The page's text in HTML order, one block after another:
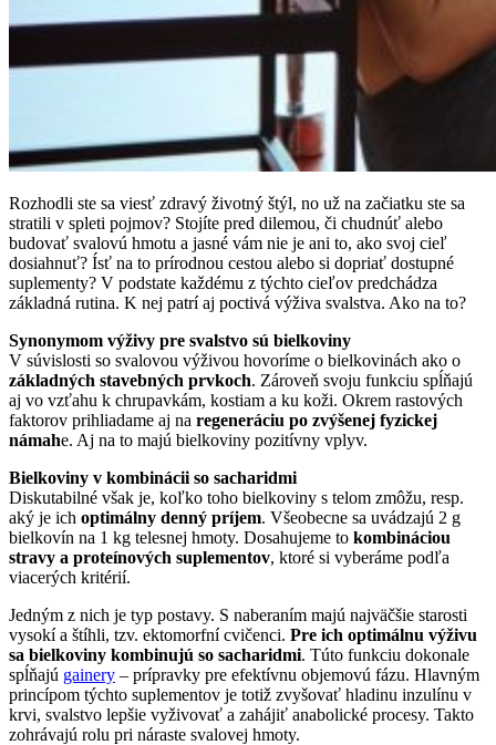
Rozhodli ste sa viesť zdravý životný štýl, no už na začiatku ste sa
stratili v spleti pojmov? Stojíte pred dilemou, či chudnúť alebo
budovať svalovú hmotu a jasné vám nie je ani to, ako svoj cieľ
dosiahnuť? Ísť na to prírodnou cestou alebo si dopriať dostupné
suplementy? V podstate každému z týchto cieľov predchádza
základná rutina. K nej patrí aj poctivá výživa svalstva. Ako na to?
Synonymom výživy pre svalstvo sú bielkoviny
V súvislosti so svalovou výživou hovoríme o bielkovinách ako o
základných stavebných prvkoch. Zároveň svoju funkciu spĺňajú
aj vo vzťahu k chrupavkám, kostiam a ku koži. Okrem rastových
faktorov prihliadame aj na regeneráciu po zvýšenej fyzickej
námahe. Aj na to majú bielkoviny pozitívny vplyv.
Bielkoviny v kombinácii so sacharidmi
Diskutabilné však je, koľko toho bielkoviny s telom zmôžu, resp.
aký je ich optimálny denný príjem. Všeobecne sa uvádzajú 2 g
bielkovín na 1 kg telesnej hmoty. Dosahujeme to kombináciou
stravy a proteínových suplementov, ktoré si vyberáme podľa
viacerých kritérií.
Jedným z nich je typ postavy. S naberaním majú najväčšie starosti
vysokí a štíhli, tzv. ektomorfní cvičenci. Pre ich optimálnu výživu
sa bielkoviny kombinujú so sacharidmi. Túto funkciu dokonale
spĺňajú gainery – prípravky pre efektívnu objemovú fázu. Hlavným
princípom týchto suplementov je totiž zvyšovať hladinu inzulínu v
krvi, svalstvo lepšie vyživovať a zahájiť anabolické procesy. Takto
zohrávajú rolu pri náraste svalovej hmoty.